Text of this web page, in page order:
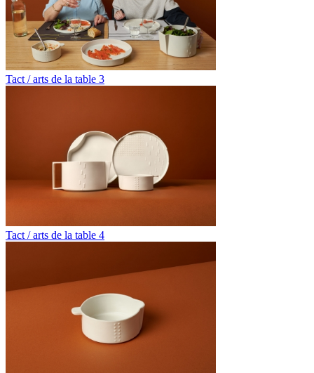
Tact / arts de la table 3
Tact / arts de la table 4